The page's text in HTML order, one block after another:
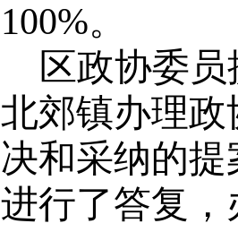
100%。
区政协委
北郊镇办理
决和采纳的提
进行了答复，